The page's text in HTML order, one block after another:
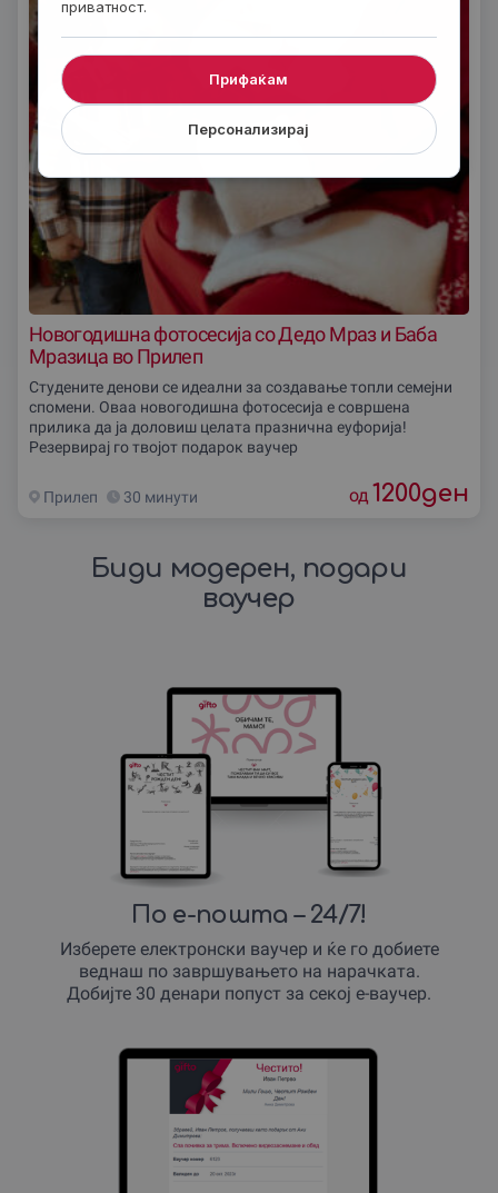
Новогодишна фотосесија со Дедо Мраз и Баба
Мразица во Прилеп
Студените денови се идеални за создавање топли семејни
спомени. Oваа новогодишна фотосесија е совршена
прилика да ја доловиш целата празнична еуфорија!
Резервирај го твојот подарок ваучер
Прилеп 30 минути од 1200ден
Биди модерен, подари
ваучер
По е-пошта – 24/7!
Изберете електронски ваучер и ќе го добиете
веднаш по завршувањето на нарачката.
Добијте 30 денари попуст за секој е-ваучер.
приватност.
Персонализирај
Прифаќам